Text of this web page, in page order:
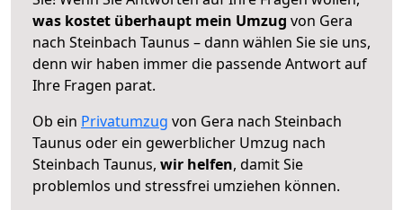
was kostet überhaupt mein Umzug von Gera
nach Steinbach Taunus – dann wählen Sie sie uns,
denn wir haben immer die passende Antwort auf
Ihre Fragen parat.
Ob ein Privatumzug von Gera nach Steinbach
Taunus oder ein gewerblicher Umzug nach
Steinbach Taunus, wir helfen, damit Sie
problemlos und stressfrei umziehen können.